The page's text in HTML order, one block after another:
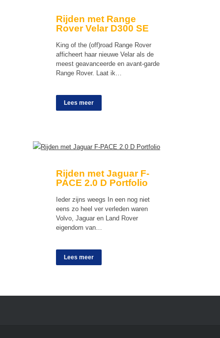
Rijden met Range
Rover Velar D300 SE
King of the (off)road Range Rover
afficheert haar nieuwe Velar als de
meest geavanceerde en avant-garde
Range Rover. Laat ik…
Lees meer
Rijden met Jaguar F-
PACE 2.0 D Portfolio
Ieder zijns weegs In een nog niet
eens zo heel ver verleden waren
Volvo, Jaguar en Land Rover
eigendom van…
Lees meer